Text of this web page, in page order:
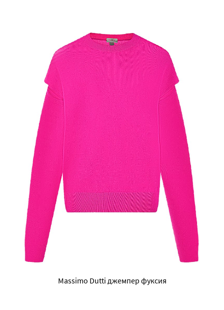
Massimo Dutti джемпер фуксия